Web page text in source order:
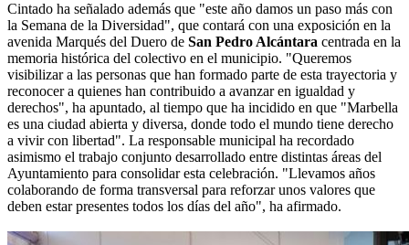
Cintado ha señalado además que "este año damos un paso más con
la Semana de la Diversidad", que contará con una exposición en la
avenida Marqués del Duero de San Pedro Alcántara centrada en la
memoria histórica del colectivo en el municipio. "Queremos
visibilizar a las personas que han formado parte de esta trayectoria y
reconocer a quienes han contribuido a avanzar en igualdad y
derechos", ha apuntado, al tiempo que ha incidido en que "Marbella
es una ciudad abierta y diversa, donde todo el mundo tiene derecho
a vivir con libertad". La responsable municipal ha recordado
asimismo el trabajo conjunto desarrollado entre distintas áreas del
Ayuntamiento para consolidar esta celebración. "Llevamos años
colaborando de forma transversal para reforzar unos valores que
deben estar presentes todos los días del año", ha afirmado.